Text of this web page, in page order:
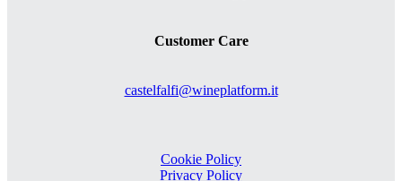
Customer Care
castelfalfi@wineplatform.it
Cookie Policy
Privacy Policy